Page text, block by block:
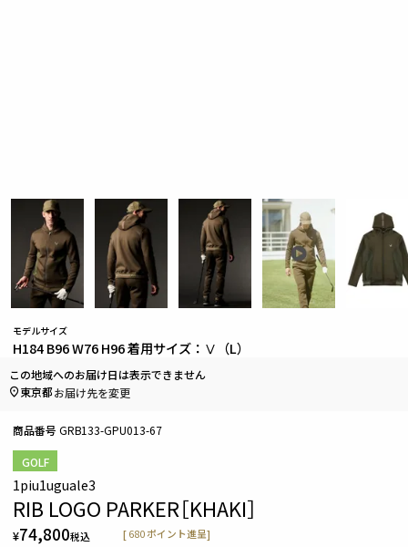
GOLF
モデルサイズ
H184 B96 W76 H96 着用サイズ：Ⅴ（L）
1piu1uguale3
RIB LOGO PARKER［KHAKI］
¥74,800税込 [ 680 ポイント進呈]
商品番号 GRB133-GPU013-67
この地域へのお届け日は表示できません
東京都お届け先を変更